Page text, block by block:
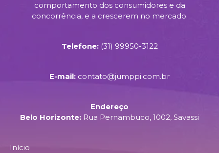
comportamento dos consumidores e da
concorrência, e a crescerem no mercado.
Telefone: (31) 99950-3122
E-mail: contato@jumppi.com.br
Endereço
Belo Horizonte: Rua Pernambuco, 1002, Savassi
Início